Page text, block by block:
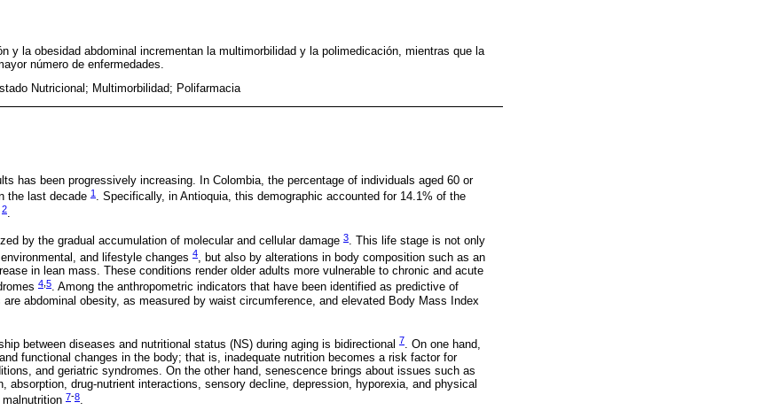
y la obesidad abdominal incrementan la multimorbilidad y la polimedicación, mientras que la
número de enfermedades.
Nutricional; Multimorbilidad; Polifarmacia
has been progressively increasing. In Colombia, the percentage of individuals aged 60 or
the last decade 1 . Specifically, in Antioquia, this demographic accounted for 14.1% of the
2.
by the gradual accumulation of molecular and cellular damage 3. This life stage is not only
and lifestyle changes 4, but also by alterations in body composition such as an
in lean mass. These conditions render older adults more vulnerable to chronic and acute
4 5. Among the anthropometric indicators that have been identified as predictive of
abdominal obesity, as measured by waist circumference, and elevated Body Mass Index
between diseases and nutritional status (NS) during aging is bidirectional 7. On one hand,
functional changes in the body; that is, inadequate nutrition becomes a risk factor for
and geriatric syndromes. On the other hand, senescence brings about issues such as
absorption, drug-nutrient interactions, sensory decline, depression, hyporexia, and physical
7-8.